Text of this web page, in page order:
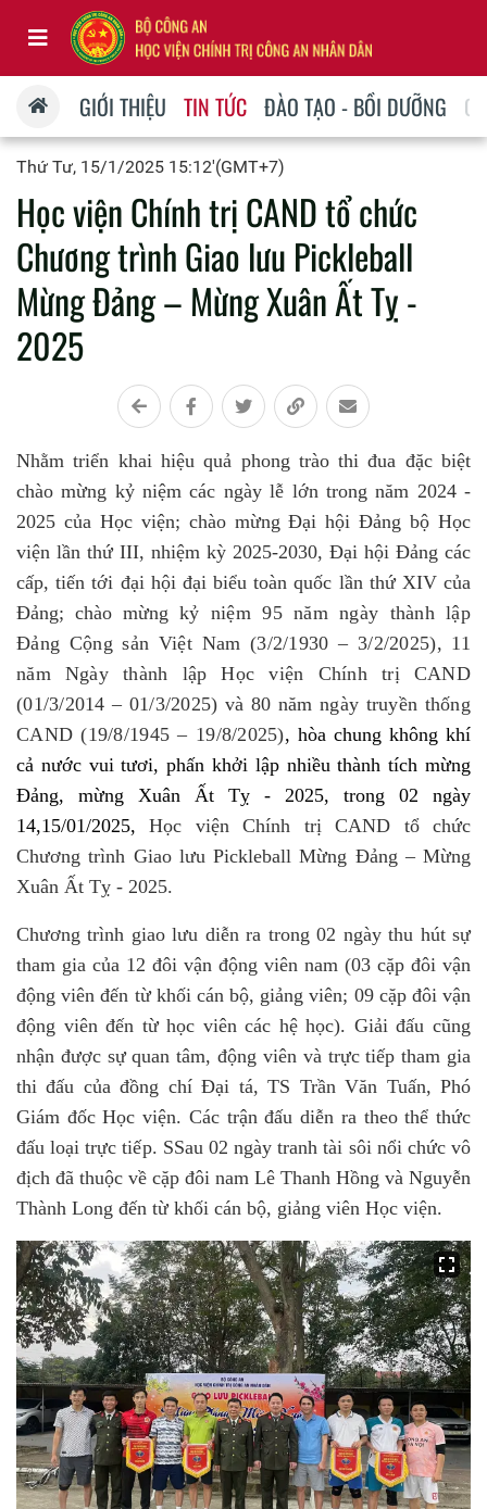
GIỚI THIỆU TIN TỨC ĐÀO TẠO - BỒI DƯỠNG
Thứ Tư, 15/1/2025 15:12'(GMT+7)
Học viện Chính trị CAND tổ chức
Chương trình Giao lưu Pickleball
Mừng Đảng – Mừng Xuân Ất Tỵ -
2025
Nhằm triển khai hiệu quả phong trào thi đua đặc biệt
chào mừng kỷ niệm các ngày lễ lớn trong năm 2024 -
2025 của Học viện; chào mừng Đại hội Đảng bộ Học
viện lần thứ III, nhiệm kỳ 2025-2030, Đại hội Đảng các
cấp, tiến tới đại hội đại biểu toàn quốc lần thứ XIV của
Đảng; chào mừngkỷ niệm 95 năm ngày thành lập
Đảng Cộng sản Việt Nam (3/2/1930 – 3/2/2025), 11
năm Ngày thành lập Học viện Chính trị CAND
(01/3/2014 – 01/3/2025) và 80 năm ngày truyền thống
CAND (19/8/1945 – 19/8/2025), hòa chung không khí
cả nước vui tươi, phấn khởi lập nhiều thành tích mừng
Đảng, mừng Xuân Ất Tỵ - 2025, trong 02 ngày
14,15/01/2025,Học viện Chính trị CAND tổ chức
Chương trình Giao lưu Pickleball Mừng Đảng – Mừng
Xuân Ất Tỵ - 2025.
Chương trình giao lưu diễn ra trong 02 ngày thu hút sự
tham gia của 12 đôi vận động viên nam (03 cặp đôi vận
động viên đến từ khối cán bộ, giảng viên; 09 cặp đôi vận
động viên đến từ học viên các hệ học). Giải đấu cũng
nhận được sự quan tâm, động viên và trực tiếp tham gia
thi đấu của đồng chí Đại tá, TS Trần Văn Tuấn, Phó
Giám đốc Học viện. Các trận đấu diễn ra theo thể thức
đấu loại trực tiếp. SSau 02 ngày tranh tài sôi nổi chức vô
địch đã thuộc về cặp đôi nam Lê Thanh Hồng và Nguyễn
Thành Long đến từ khối cán bộ, giảng viên Học viện.